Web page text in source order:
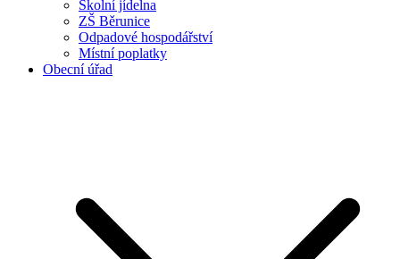
Školní jídelna
ZŠ Běrunice
Odpadové hospodářství
Místní poplatky
Obecní úřad